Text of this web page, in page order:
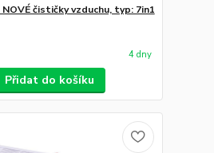
čističky vzduchu, typ: 7in1
4 dny
Přidat do košíku